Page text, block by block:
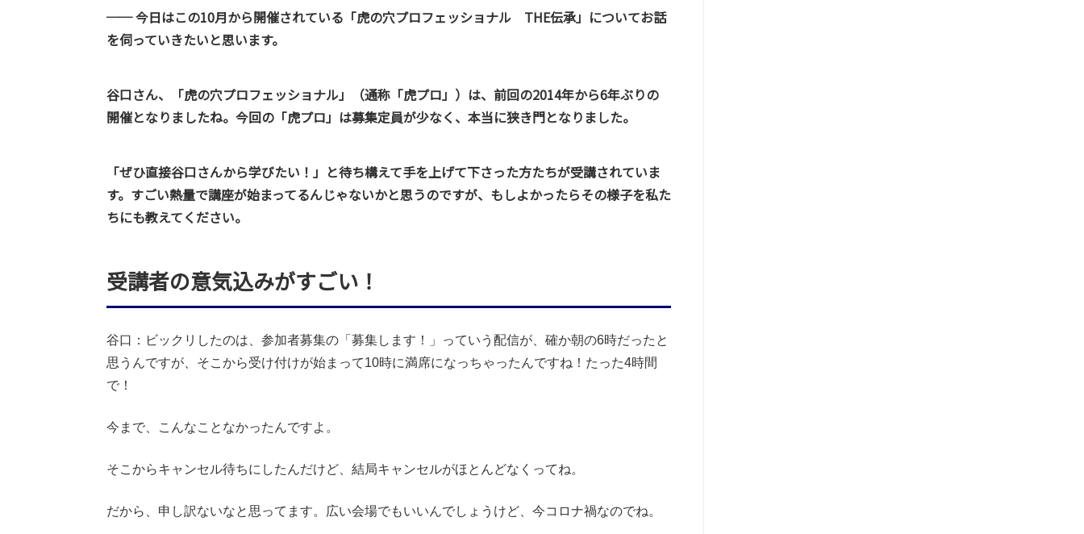
── 今日はこの10月から開催されている「虎の穴プロフェッショナル THE伝承」についてお話
を伺っていきたいと思います。
谷口さん、「虎の穴プロフェッショナル」（通称「虎プロ」）は、前回の2014年から6年ぶりの
開催となりましたね。今回の「虎プロ」は募集定員が少なく、本当に狭き門となりました。
「ぜひ直接谷口さんから学びたい！」と待ち構えて手を上げて下さった方たちが受講されていま
す。すごい熱量で講座が始まってるんじゃないかと思うのですが、もしよかったらその様子を私た
ちにも教えてください。
受講者の意気込みがすごい！
谷口：ビックリしたのは、参加者募集の「募集します！」っていう配信が、確か朝の6時だったと
思うんですが、そこから受け付けが始まって10時に満席になっちゃったんですね！たった4時間
で！
今まで、こんなことなかったんですよ。
そこからキャンセル待ちにしたんだけど、結局キャンセルがほとんどなくってね。
だから、申し訳ないなと思ってます。広い会場でもいいんでしょうけど、今コロナ禍なのでね。